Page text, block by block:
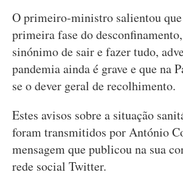
O primeiro-ministro salientou
primeira fase do
sinónimo de sair e fazer tudo,
pandemia ainda é grave e que na
se o dever geral de recolhimento.
Estes avisos sobre a situação
foram transmitidos por António
mensagem que publicou na sua
rede social Twitter.